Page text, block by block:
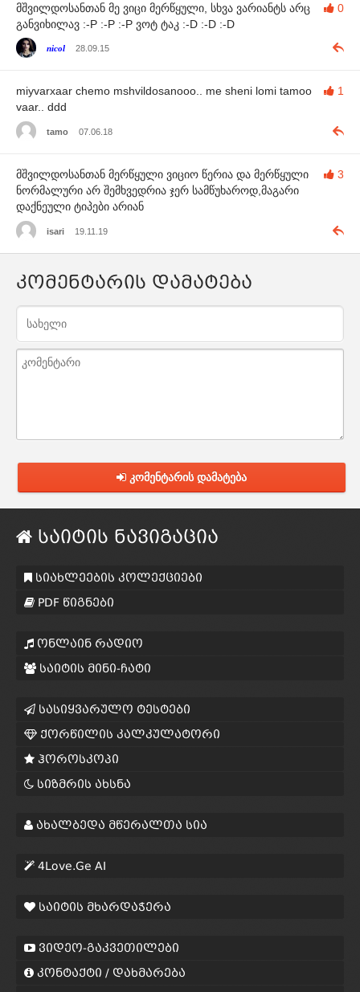
0
მშვილდოსანთან მე ვიცი მერწყული, სხვა ვარიანტს არც
განვიხილავ :-P :-P :-P ვოტ ტაკ :-D :-D :-D
nicol 28.09.15
1
miyvarxaar chemo mshvildosanooo.. me sheni lomi tamoo
vaar.. ddd
tamo 07.06.18
3
მშვილდოსანთან მერწყული ვიციო წერია და მერწყული
ნორმალური არ შემხვედრია ჯერ სამწუხაროდ,მაგარი
დაქნეული ტიპები არიან
isari 19.11.19
კომენტარის დამატება
კომენტარის დამატება
საიტის ნავიგაცია
სიახლეების კოლექციები
PDF წიგნები
ონლაინ რადიო
საიტის მინი-ჩატი
სასიყვარულო ტესტები
ქორწილის კალკულატორი
ჰოროსკოპი
სიზმრის ახსნა
ახალბედა მწერალთა სია
4Love.Ge AI
საიტის მხარდაჭერა
ვიდეო-გაკვეთილები
კონტაქტი / დახმარება